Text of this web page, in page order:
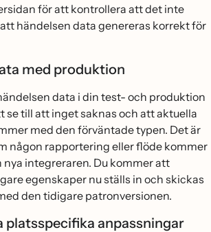
för att kontrollera att det inte
händelsen data genereras korrekt för
med produktion
data i din test- och produktion
se till att inget saknas och att aktuella
med den förväntade typen. Det är
någon rapportering eller flöde kommer
nya integreraren. Du kommer att
egenskaper nu ställs in och skickas
den tidigare patronversionen.
platsspecifika anpassningar